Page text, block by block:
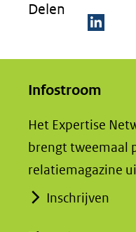
Delen
l
n
o
p
L
Infostroom
Het Expertise
brengt tweemaal
relatiemagazine
Inschrijven